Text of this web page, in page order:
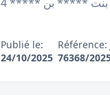
Publié le:
24/10/2025
Référence:
76368/